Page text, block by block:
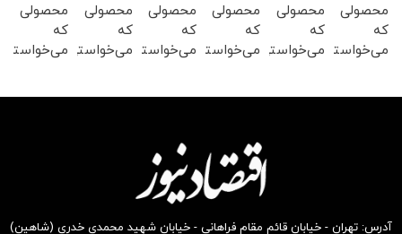
محصولی
که
می‌خواستی
محصولی
که
می‌خواستی
محصولی
که
می‌خواستی
بخر !
محصولی
که
می‌خواستی
بخر !
محصولی
که
می‌خواستی
محصولی
که
می‌خواستی
آدرس: تهران - خیابان قائم مقام فراهانی - خیابان شهید محمدی خدری (شاهین)